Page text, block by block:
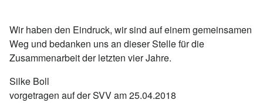
Wir haben den Eindruck, wir sind auf einem gemeinsamen
Weg und bedanken uns an dieser Stelle für die
Zusammenarbeit der letzten vier Jahre.
Silke Boll
vorgetragen auf der SVV am 25.04.2018